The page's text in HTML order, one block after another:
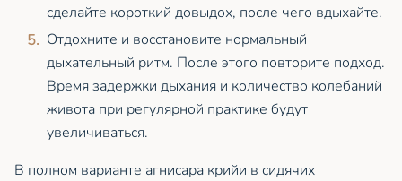
сделайте короткий довыдох, после чего вдыхайте.
Отдохните и восстановите нормальный
дыхательный ритм. После этого повторите подход.
Время задержки дыхания и количество колебаний
живота при регулярной практике будут
увеличиваться.
В полном варианте агнисара крийи в сидячих